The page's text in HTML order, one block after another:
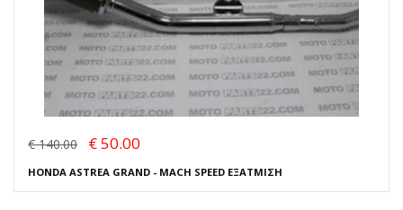
€ 140.00 € 50.00
HONDA ASTREA GRAND - MACH SPEED ΕΞΑΤΜΙΣΗ